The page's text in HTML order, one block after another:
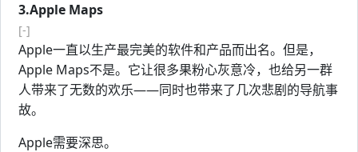
3.Apple Maps
[-]
Apple一直以生产最完美的软件和产品而出名。但是，
Apple Maps不是。它让很多果粉心灰意冷，也给另一群
人带来了无数的欢乐——同时也带来了几次悲剧的导航事
故。
Apple需要深思。